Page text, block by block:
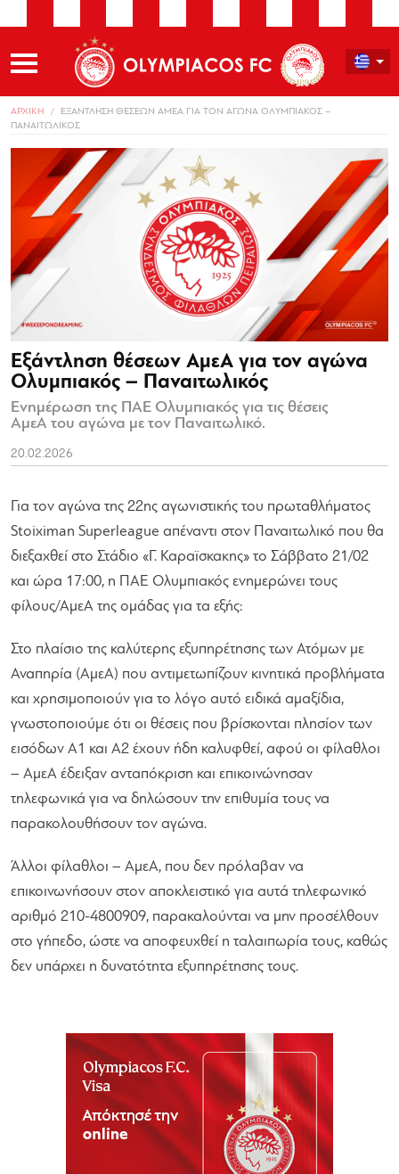
ΑΡΧΙΚΗ
ΕΞΑΝΤΛΗΣΗ ΘΕΣΕΩΝ ΑΜΕΑ ΓΙΑ ΤΟΝ ΑΓΩΝΑ ΟΛΥΜΠΙΑΚΟΣ –
ΠΑΝΑΙΤΩΛΙΚΟΣ
Εξάντληση θέσεων ΑμεΑ για τον αγώνα
Ολυμπιακός – Παναιτωλικός
Ενημέρωση της ΠΑΕ Ολυμπιακός για τις θέσεις
ΑμεΑ του αγώνα με τον Παναιτωλικό.
20.02.2026
Για τον αγώνα της 22ης αγωνιστικής του πρωταθλήματος
Stoiximan Superleague απέναντι στον Παναιτωλικό που θα
διεξαχθεί στο Στάδιο «Γ. Καραϊσκακης» το Σάββατο 21/02
και ώρα 17:00, η ΠΑΕ Ολυμπιακός ενημερώνει τους
φίλους/AμεA της ομάδας για τα εξής:
Στο πλαίσιο της καλύτερης εξυπηρέτησης των Ατόμων με
Αναπηρία (ΑμεΑ) που αντιμετωπίζουν κινητικά προβλήματα
και χρησιμοποιούν για το λόγο αυτό ειδικά αμαξίδια,
γνωστοποιούμε ότι οι θέσεις που βρίσκονται πλησίον των
εισόδων Α1 και Α2 έχουν ήδη καλυφθεί, αφού οι φίλαθλοι
– ΑμεΑ έδειξαν ανταπόκριση και επικοινώνησαν
τηλεφωνικά για να δηλώσουν την επιθυμία τους να
παρακολουθήσουν τον αγώνα.
Άλλοι φίλαθλοι – ΑμεΑ, που δεν πρόλαβαν να
επικοινωνήσουν στον αποκλειστικό για αυτά τηλεφωνικό
αριθμό 210-4800909, παρακαλούνται να μην προσέλθουν
στο γήπεδο, ώστε να αποφευχθεί η ταλαιπωρία τους, καθώς
δεν υπάρχει η δυνατότητα εξυπηρέτησης τους.